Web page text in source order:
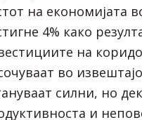
на економијата
4% како
на
во
силни, но
и